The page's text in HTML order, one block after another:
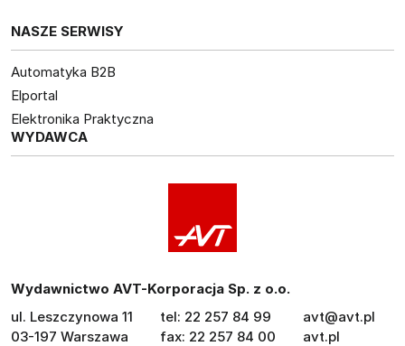
NASZE SERWISY
Automatyka B2B
Elportal
Elektronika Praktyczna
WYDAWCA
Wydawnictwo AVT-Korporacja Sp. z o.o.
ul. Leszczynowa 11
03-197 Warszawa
tel: 22 257 84 99
fax: 22 257 84 00
avt@avt.pl
avt.pl